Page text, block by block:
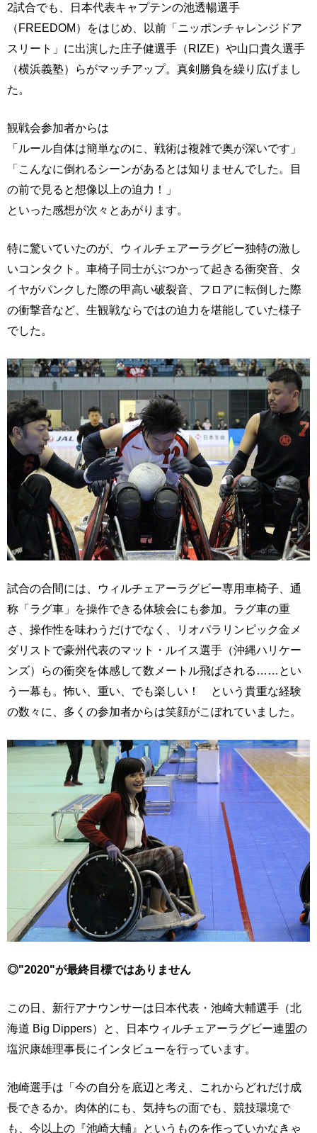
2試合でも、日本代表キャプテンの池透暢選手
（FREEDOM）をはじめ、以前「ニッポンチャレンジドア
スリート」に出演した庄子健選手（RIZE）や山口貴久選手
（横浜義塾）らがマッチアップ。真剣勝負を繰り広げまし
た。
観戦会参加者からは
「ルール自体は簡単なのに、戦術は複雑で奥が深いです」
「こんなに倒れるシーンがあるとは知りませんでした。目
の前で見ると想像以上の迫力！」
といった感想が次々とあがります。
特に驚いていたのが、ウィルチェアーラグビー独特の激し
いコンタクト。車椅子同士がぶつかって起きる衝突音、タ
イヤがパンクした際の甲高い破裂音、フロアに転倒した際
の衝撃音など、生観戦ならではの迫力を堪能していた様子
でした。
試合の合間には、ウィルチェアーラグビー専用車椅子、通
称「ラグ車」を操作できる体験会にも参加。ラグ車の重
さ、操作性を味わうだけでなく、リオパラリンピック金メ
ダリストで豪州代表のマット・ルイス選手（沖縄ハリケー
ンズ）らの衝突を体感して数メートル飛ばされる……とい
う一幕も。怖い、重い、でも楽しい！ という貴重な経験
の数々に、多くの参加者からは笑顔がこぼれていました。
◎"2020"が最終目標ではありません
この日、新行アナウンサーは日本代表・池崎大輔選手（北
海道 Big Dippers）と、日本ウィルチェアーラグビー連盟の
塩沢康雄理事長にインタビューを行っています。
池崎選手は「今の自分を底辺と考え、これからどれだけ成
長できるか。肉体的にも、気持ちの面でも、競技環境で
も、今以上の『池崎大輔』というものを作っていかなきゃ